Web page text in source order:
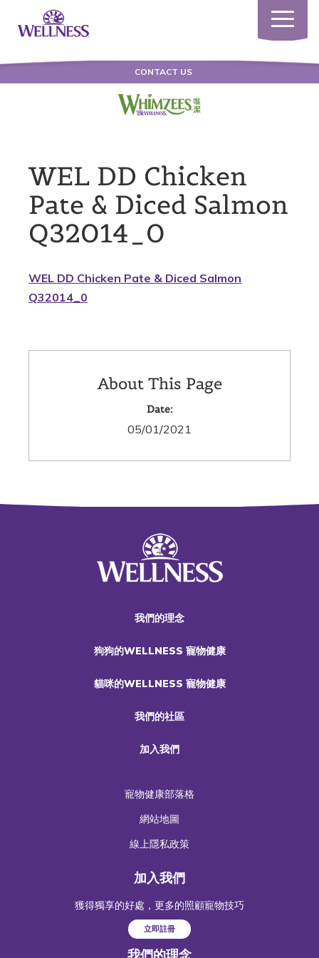
Toggle
CONTACT US
WEL DD Chicken
Pate & Diced Salmon
Q32014_0
WEL DD Chicken Pate & Diced Salmon
Q32014_0
About This Page
Date:
05/01/2021
我們的理念
狗狗的WELLNESS 寵物健康
貓咪的WELLNESS 寵物健康
我們的社區
加入我們
寵物健康部落格
網站地圖
線上隱私政策
加入我們
獲得獨享的好處，更多的照顧寵物技巧
立即註冊